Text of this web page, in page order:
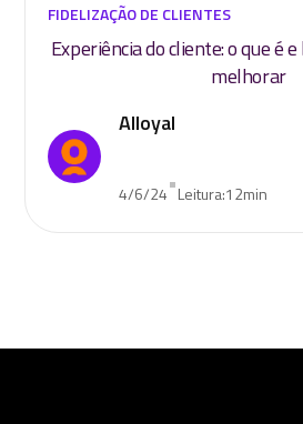
FIDELIZAÇÃO DE CLIENTES
Experiência do cliente: o que é
melhorar
Alloyal
4/6/24•Leitura:12min